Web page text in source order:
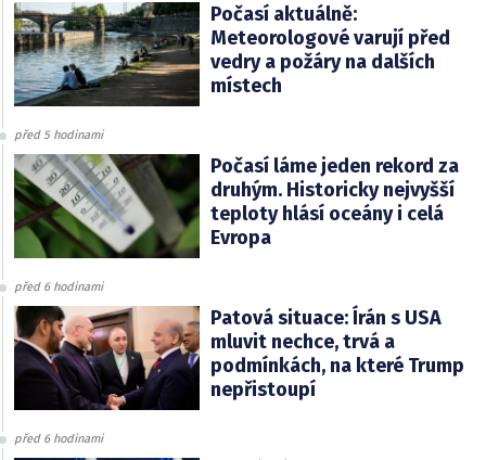
Počasí aktuálně:
Meteorologové varují před
vedry a požáry na dalších
místech
před 5 hodinami
Počasí láme jeden rekord za
druhým. Historicky nejvyšší
teploty hlásí oceány i celá
Evropa
před 6 hodinami
Patová situace: Írán s USA
mluvit nechce, trvá a
podmínkách, na které Trump
nepřistoupí
před 6 hodinami